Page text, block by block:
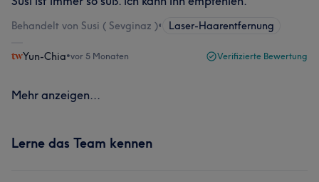
Behandelt von Susi ( Sevginaz )• Laser-Haarentfernung
Yun-Chia•vor 5 Monaten Verifizierte Bewertung
Mehr anzeigen...
Lerne das Team kennen